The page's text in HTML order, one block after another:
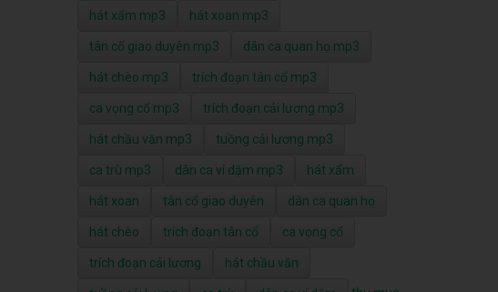
hát xẩm mp3 hát xoan mp3
tân cổ giao duyên mp3 dân ca quan họ mp3
hát chèo mp3 trích đoạn tân cổ mp3
ca vọng cổ mp3 trích đoạn cải lương mp3
hát chầu văn mp3 tuồng cải lương mp3
ca trù mp3 dân ca ví dặm mp3 hát xẩm
hát xoan tân cổ giao duyên dân ca quan họ
hát chèo trích đoạn tân cổ ca vọng cổ
trích đoạn cải lương hát chầu văn